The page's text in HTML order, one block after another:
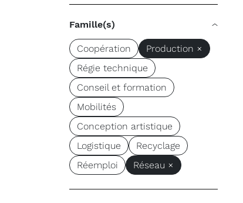
Famille(s)
Coopération
Production ×
Régie technique
Conseil et formation
Mobilités
Conception artistique
Logistique
Recyclage
Réemploi
Réseau ×